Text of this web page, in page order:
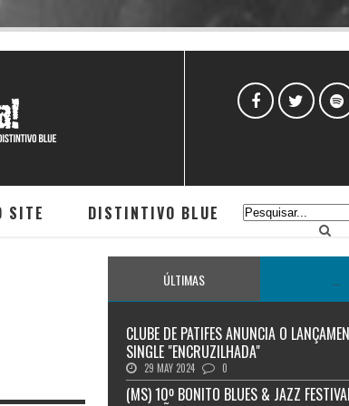
SITE DISTINTIVO BLUE
ÚLTIMAS
CLUBE DE PATIFES ANUNCIA O
SINGLE "ENCRUZILHADA"
29 MAY 2024 0
(MS) 10º BONITO BLUES & JAZZ